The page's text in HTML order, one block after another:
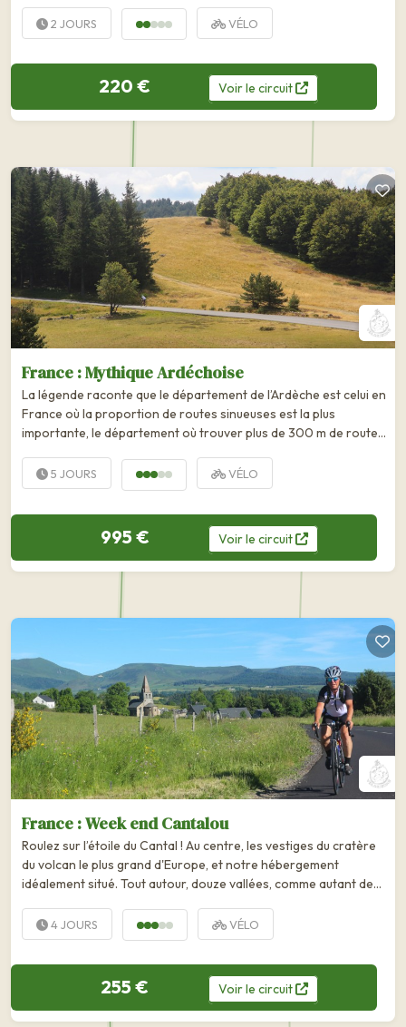
2 JOURS VÉLO
220 € Voirle circuit
France : Mythique Ardéchoise
La légende raconte que le département de l’Ardèche est celui en
France où la proportion de routes sinueuses est la plus
importante, le département où trouver plus de 300 m de route
5 JOURS VÉLO
995 € Voirle circuit
France : Week end Cantalou
Roulez sur l’étoile du Cantal ! Au centre, les vestiges du cratère
du volcan le plus grand d'Europe, et notre hébergement
idéalement situé. Tout autour, douze vallées, comme autant de
4 JOURS VÉLO
255 € Voirle circuit